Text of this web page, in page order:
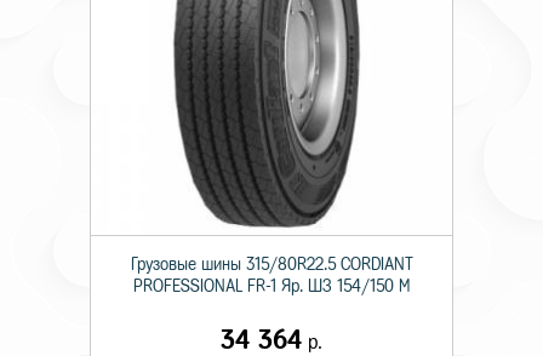
Грузовые шины 315/80R22.5 CORDIANT
PROFESSIONAL FR-1 Яр. ШЗ 154/150 M
34 364 р.